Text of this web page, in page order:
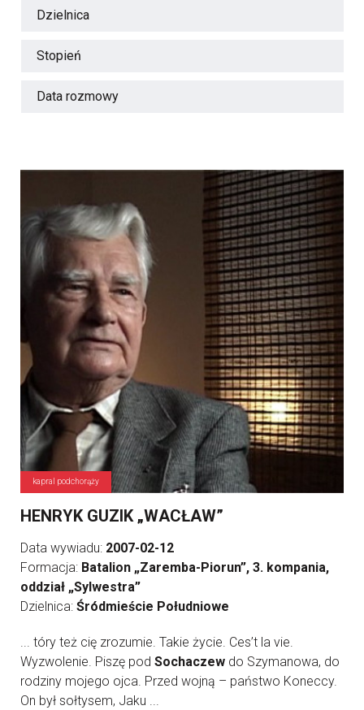
Dzielnica
Stopień
Data rozmowy
kapral podchorąży
HENRYK GUZIK „WACŁAW”
Data wywiadu: 2007-02-12
Formacja: Batalion „Zaremba-Piorun”, 3. kompania,
oddział „Sylwestra”
Dzielnica: Śródmieście Południowe
... tóry też cię zrozumie. Takie życie. Ces’t la vie.
Wyzwolenie. Piszę pod Sochaczew do Szymanowa, do
rodziny mojego ojca. Przed wojną – państwo Koneccy.
On był sołtysem, Jaku ...